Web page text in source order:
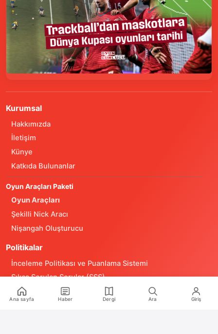
Kurumsal
Hakkımızda
İletişim
Künye
Katkıda Bulunanlar
Oyun Araçları Paketi
Oyun Araçları
Şekilli Nick Aracı
Nişangah Oluşturucu
Politikalar
İnceleme Politikası ve Puanlama Sistemi
Sıkça Sorulan Sorular (SSS)
Alıntı ve Yeniden Kullanım Politikası
Ana sayfa Haber Dergi Ara Giriş